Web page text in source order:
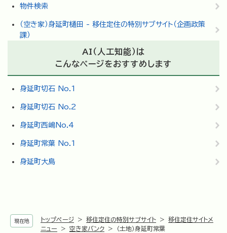
現在地 トップページ > 移住定住の特別サブサイト >
移住定住サイトメ
ニュー
> 空き家バンク > （土地）身延町常葉
物件検索
（空き家）身延町樋田 - 移住定住の特別サブサイト（企画政策
課）
AI（人工知能）は
こんなページをおすすめします
身延町切石 No.1
身延町切石 No.2
身延町西嶋No.4
身延町常葉 No.1
身延町大島